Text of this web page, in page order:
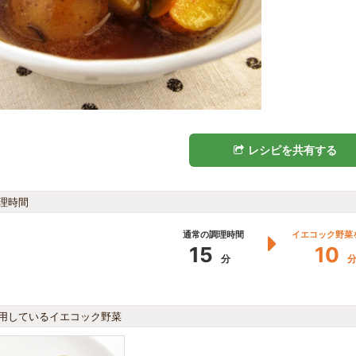
レシピを共有する
時間
通常の調理時間
15 分
イエコック野菜
10 分
しているイエコック野菜